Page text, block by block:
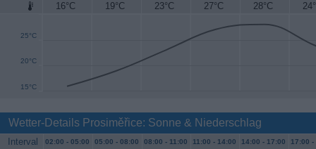
16°C 19°C 23°C 27°C 28°C
15°C
20°C
25°C
30°C
Wetter-Details Prosiměřice: Sonne & Niederschlag
Interval 02:00 - 05:00 05:00 - 08:00 08:00 - 11:00 11:00 - 14:00 14:00 - 17:00 17:00 -